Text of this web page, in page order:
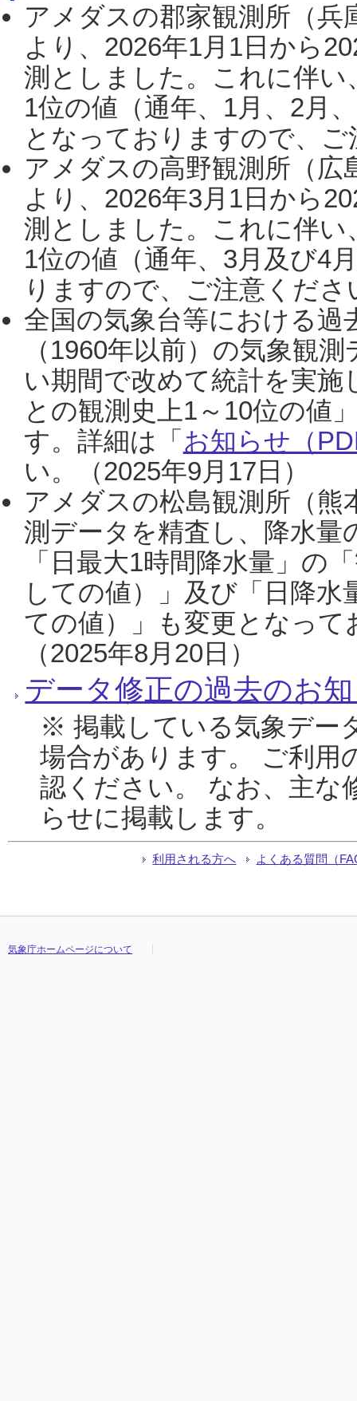
アメダスの郡家観測所（
より、2026年1月1日から
測としました。これに伴い
1位の値（通年、1月、2月
となっておりますので、
アメダスの高野観測所（
より、2026年3月1日から
測としました。これに伴い
1位の値（通年、3月及び4
りますので、ご注意くだ
全国の気象台等における過
（1960年以前）の気象観
い期間で改めて統計を実
との観測史上1～10位の値
す。詳細は「 お知らせ（
い。（2025年9月17日）
アメダスの松島観測所（熊
測データを精査し、降水
「日最大1時間降水量」の
しての値）」及び「日降
ての値）」も変更となっ
（2025年8月20日）
データ修正の過去のお
※ 掲載している気象デー
場合があります。 ご利用
認ください。 なお、主な
らせに掲載します。
利用される方へ よくある質問（
気象庁ホームページについて